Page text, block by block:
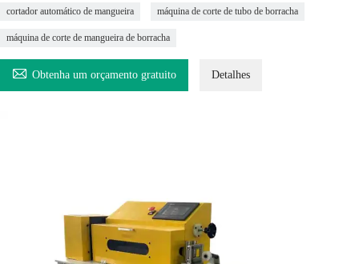
cortador automático de mangueira máquina de corte de tubo de borracha
máquina de corte de mangueira de borracha
 Obtenha um orçamento gratuito Detalhes